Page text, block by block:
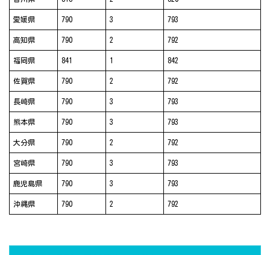
愛媛県 790 3 793
高知県 790 2 792
福岡県 841 1 842
佐賀県 790 2 792
長崎県 790 3 793
熊本県 790 3 793
大分県 790 2 792
宮崎県 790 3 793
鹿児島県 790 3 793
沖縄県 790 2 792